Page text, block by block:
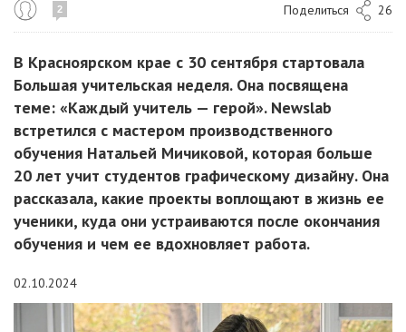
2 Поделиться 26
В Красноярском крае с 30 сентября стартовала
Большая учительская неделя. Она посвящена
теме: «Каждый учитель — герой». Newslab
встретился с мастером производственного
обучения Натальей Мичиковой, которая больше
20 лет учит студентов графическому дизайну. Она
рассказала, какие проекты воплощают в жизнь ее
ученики, куда они устраиваются после окончания
обучения и чем ее вдохновляет работа.
02.10.2024